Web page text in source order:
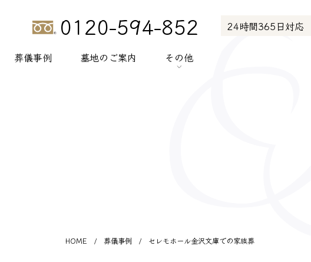
0120-594-852 24時間365日対応
葬儀事例 墓地のご案内 その他
> サイトポリシー
HOME / 葬儀事例 / セレモホール金沢文庫での家族葬